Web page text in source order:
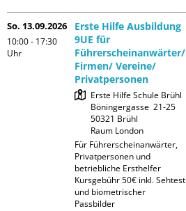
So. 13.09.2026
10:00 - 17:30
Uhr
Erste Hilfe Ausbildung
9UE für
Führerscheinanwärter/
Firmen/ Vereine/
Privatpersonen
Erste Hilfe Schule Brühl
Böningergasse  21-25
50321 Brühl
Raum London
Für Führerscheinanwärter,
Privatpersonen und
betriebliche Ersthelfer
Kursgebühr 50€ inkl. Sehtest
und biometrischer
Passbilder